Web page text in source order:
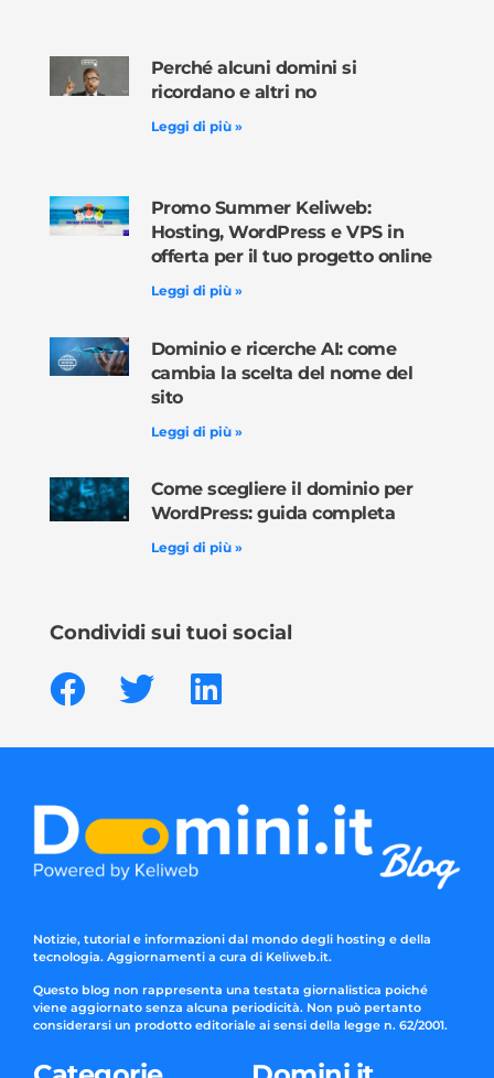
Perché alcuni domini si
ricordano e altri no
Leggi di più »
Promo Summer Keliweb:
Hosting, WordPress e VPS in
offerta per il tuo progetto online
Leggi di più »
Dominio e ricerche AI: come
cambia la scelta del nome del
sito
Leggi di più »
Come scegliere il dominio per
WordPress: guida completa
Leggi di più »
Condividi sui tuoi social
Notizie, tutorial e informazioni dal mondo degli hosting e della
tecnologia. Aggiornamenti a cura di Keliweb.it.
Questo blog non rappresenta una testata giornalistica poiché
viene aggiornato senza alcuna periodicità. Non può pertanto
considerarsi un prodotto editoriale ai sensi della legge n. 62/2001.